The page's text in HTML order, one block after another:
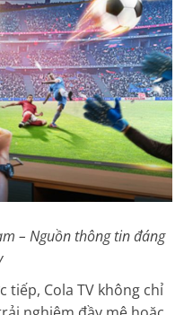
– Nguồn thông tin đáng
tiếp, Cola TV không chỉ